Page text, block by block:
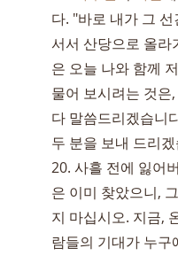
다. "바로 내가 그
서서 산당으로 올라
은 오늘 나와 함께
물어 보시려는 것은
다 말씀드리겠습니
두 분을 보내 드리
20. 사흘 전에 잃어
은 이미 찾았으니,
지 마십시오. 지금,
람들의 기대가 누구